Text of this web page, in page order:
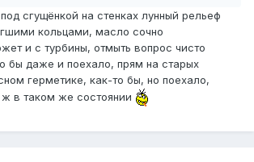
сгущёнкой на стенках лунный рельеф
кольцами, масло сочно
и с турбины, отмыть вопрос чисто
бы даже и поехало, прям на старых
герметике, как-то бы, но поехало,
ж в таком же состоянии